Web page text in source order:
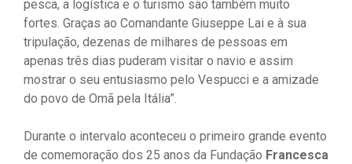
pesca, a logística e o turismo são também muito
fortes. Graças ao Comandante Giuseppe Lai e à sua
tripulação, dezenas de milhares de pessoas em
apenas três dias puderam visitar o navio e assim
mostrar o seu entusiasmo pelo Vespucci e a amizade
do povo de Omã pela Itália”.
Durante o intervalo aconteceu o primeiro grande evento
de comemoração dos 25 anos da Fundação Francesca